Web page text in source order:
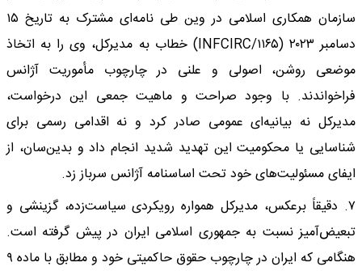
سازمان همکاری اسلامی در وین طی نامه‌ای مشترک به تاریخ ۱۵
دسامبر ۲۰۲۳ (INFCIRC/۱۱۶۵) خطاب به مدیرکل، وی را به اتخاذ
موضعی روشن، اصولی و علنی در چارچوب مأموریت آژانس
فراخواندند. با وجود صراحت و ماهیت جمعی این درخواست،
مدیرکل نه بیانیه‌ای عمومی صادر کرد و نه اقدامی رسمی برای
شناسایی یا محکومیت این تهدید شدید انجام داد و بدین‌سان، از
ایفای مسئولیت‌های خود تحت اساسنامه آژانس سرباز زد.
۷. دقیقاً برعکس، مدیرکل همواره رویکردی سیاست‌زده، گزینشی و
تبعیض‌آمیز نسبت به جمهوری اسلامی ایران در پیش گرفته است.
هنگامی که ایران در چارچوب حقوق حاکمیتی خود و مطابق با ماده ۹